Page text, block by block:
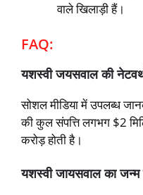
वाले खिलाड़ी हैं।
FAQ:
यशस्वी जयसवाल की
सोशल मीडिया में उपलब्ध
की कुल संपत्ति लगभग $2
करोड़ होती है।
यशस्वी जायसवाल का